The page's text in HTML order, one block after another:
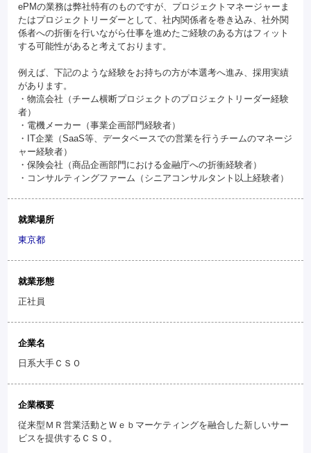
ePMの業務は弊社特有のものですが、プロジェクトマネージャーま
たはプロジェクトリーダーとして、社内関係者を巻き込み、社外関
係者への折衝を行いながら仕事を進めたご経験のある方はフィット
する可能性があると考えております。
例えば、下記のような経験をお持ちの方が本選考へ進み、採用実績
があります。
・物流会社（チーム横断プロジェクトのプロジェクトリーダー経験
者）
・電機メーカー（事業企画部門経験者）
・IT企業（SaaS等、データベースでの営業を行うチームのマネージ
ャー経験者）
・保険会社（商品企画部門における金融庁への折衝経験者）
・コンサルティングファーム（シニアコンサルタント以上経験者）
就業場所
東京都
就業形態
正社員
企業名
日系大手ＣＳＯ
企業概要
従来型ＭＲ営業活動とＷｅｂマーケティングを融合した新しいサー
ビスを提供するＣＳＯ。